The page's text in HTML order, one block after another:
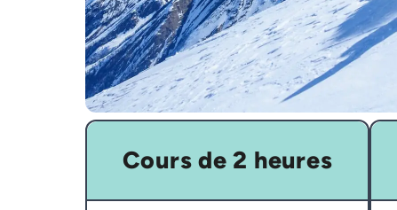
Cours de 2 heures